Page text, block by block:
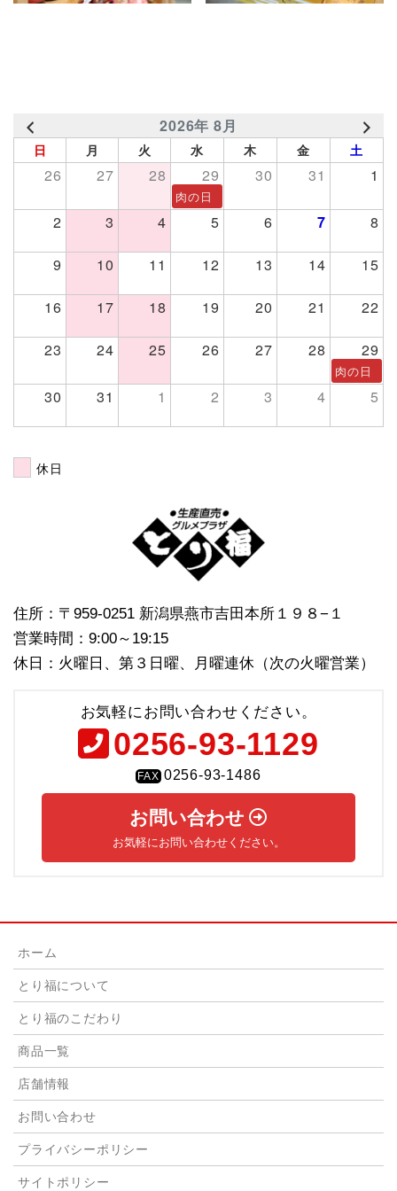
2026年 8月
日 月 火 水 木 金 土
26 27 28 29 30 31 1
肉の日
2 3 4 5 6 7 8
9 10 11 12 13 14 15
16 17 18 19 20 21 22
23 24 25 26 27 28 29
肉の日
30 31 1 2 3 4 5
休日
住所：〒959-0251 新潟県燕市吉田本所１９８−１
営業時間：9:00～19:15
休日：火曜日、第３日曜、月曜連休（次の火曜営業）
お気軽にお問い合わせください。
0256-93-1129
FAX 0256-93-1486
お問い合わせ
お気軽にお問い合わせください。
ホーム
とり福について
とり福のこだわり
商品一覧
店舗情報
お問い合わせ
プライバシーポリシー
サイトポリシー